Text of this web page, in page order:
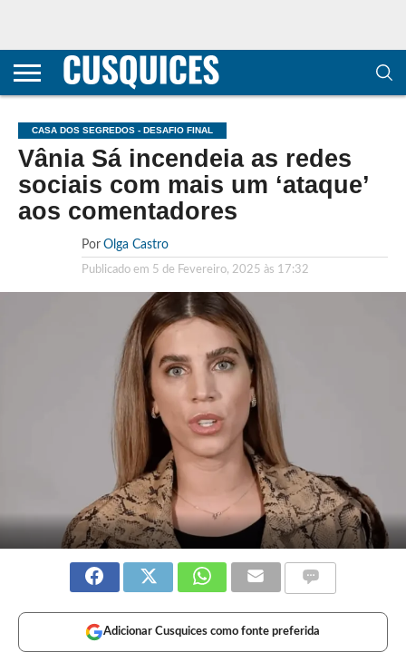
CONTACTOS
HOME
POLÍTICA DE
E COOKIES
SOBRE
TERMOS E
TRANSPARÊNCIA
METODOLOGIA
CASA DOS SEGREDOS - DESAFIO FINAL
Vânia Sá incendeia as redes
sociais com mais um ‘ataque’
aos comentadores
Por Olga Castro
Publicado em 5 de Fevereiro, 2025 às 17:32
Adicionar Cusquices como fonte preferida